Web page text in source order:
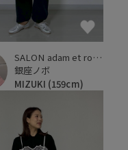
SALON adam et ropé
銀座ノボ
MIZUKI (159cm)